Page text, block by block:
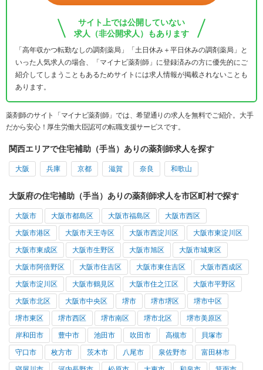
サイト上では公開していない
求人（非公開求人）もあります
「高年収かつ転勤なしの調剤薬局」「土日休み＋平日休みの調剤薬局」と
いった人気求人の場合、「マイナビ薬剤師」に登録済みの方に優先的にご
紹介してしまうこともあるためサイトには求人情報が掲載されないことも
あります。
薬剤師のサイト「マイナビ薬剤師」では、希望通りの求人を無料でご紹介。大手
だから安心！厚生労働大臣認可の転職支援サービスです。
関西エリアで住宅補助（手当）ありの薬剤師求人を探す
大阪 兵庫 京都 滋賀 奈良 和歌山
大阪府の住宅補助（手当）ありの薬剤師求人を市区町村で探す
大阪市 大阪市都島区 大阪市福島区 大阪市西区
大阪市港区 大阪市天王寺区 大阪市西淀川区 大阪市東淀川区
大阪市東成区 大阪市生野区 大阪市旭区 大阪市城東区
大阪市阿倍野区 大阪市住吉区 大阪市東住吉区 大阪市西成区
大阪市淀川区 大阪市鶴見区 大阪市住之江区 大阪市平野区
大阪市北区 大阪市中央区 堺市 堺市堺区 堺市中区
堺市東区 堺市西区 堺市南区 堺市北区 堺市美原区
岸和田市 豊中市 池田市 吹田市 高槻市 貝塚市
守口市 枚方市 茨木市 八尾市 泉佐野市 富田林市